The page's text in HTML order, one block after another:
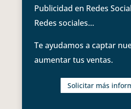
Publicidad en Redes
Redes sociales…
Te ayudamos a captar
aumentar tus ventas.
Solicitar más